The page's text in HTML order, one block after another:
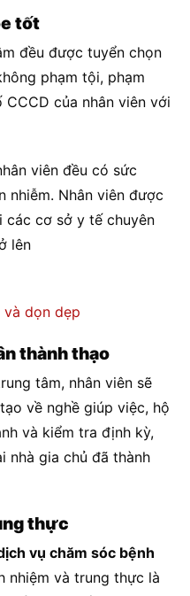
tốt
đều được tuyển chọn
phạm tội, phạm
của nhân viên với
viên đều có sức
nhiễm. Nhân viên được
các cơ sở y tế chuyên
lên
và dọn dẹp
thành thạo
tâm, nhân viên sẽ
về nghề giúp việc, hộ
và kiểm tra định kỳ,
nhà gia chủ đã thành
thực
vụ chăm sóc bệnh
nhiệm và trung thực là